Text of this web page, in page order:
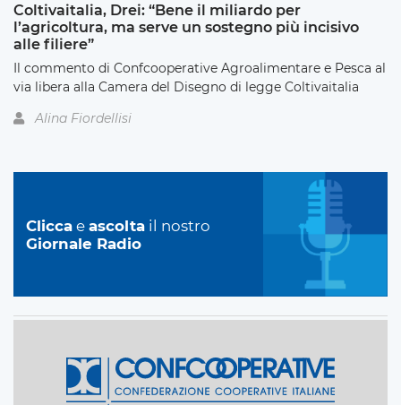
Coltivaitalia, Drei: “Bene il miliardo per
l’agricoltura, ma serve un sostegno più incisivo
alle filiere”
Il commento di Confcooperative Agroalimentare e Pesca al
via libera alla Camera del Disegno di legge Coltivaitalia
Alina Fiordellisi
Clicca e ascolta il nostro
Giornale Radio